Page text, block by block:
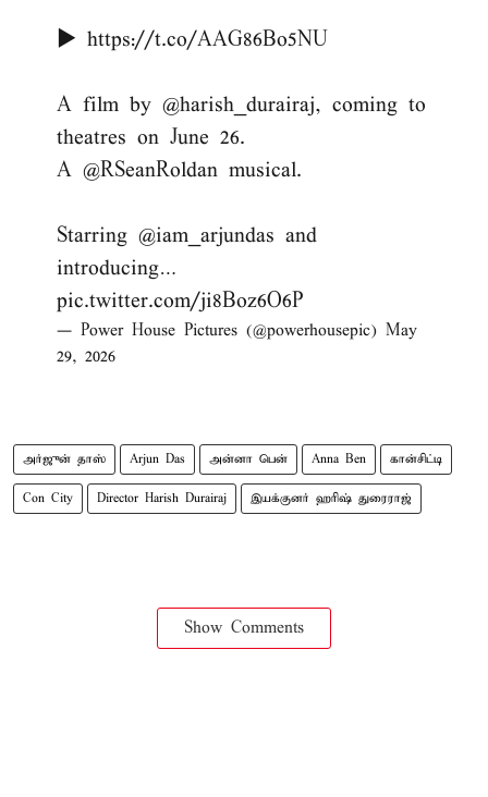
▶️ https://t.co/AAG86Bo5NU
A film by @harish_durairaj, coming to
theatres on June 26.
A @RSeanRoldan musical.
Starring @iam_arjundas and
introducing…
pic.twitter.com/ji8Boz6O6P
— Power House Pictures (@powerhousepic) May
29, 2026
அர்ஜுன் தாஸ் Arjun Das அன்னா பென் Anna Ben கான்சிட்டி
Con City Director Harish Durairaj இயக்குனர் ஹரிஷ் துரைராஜ்
Show Comments